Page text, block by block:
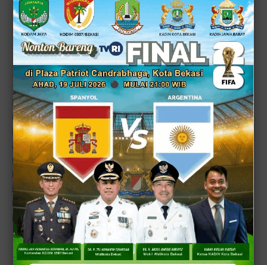
Dan semakin jelas saja keunikan bubur ayam asli khas
Cianjur ini setelah saya ketemu dengan sang pemiliknya,
Kang Asep, yang ternyata juga masih se-almamater
dengan pengusaha kuliner suskses lainnya dari
Entrepreuner University Cikarang. Hmmmmm, tuh apa
kan saya bilang, dari awal saya sudah bisa menduga kalau
ini pasti ada hubungannya dengan EU atau TDA (Tangan
Di Atas) atau komunitas pengusaha muda yang kreatif dan
inovatif itu.